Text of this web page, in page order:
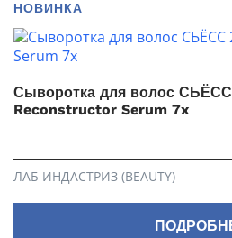
НОВИНКА
Сыворотка для волос
Reconstructor Serum 7x
ЛАБ ИНДАСТРИЗ (BEAUTY)